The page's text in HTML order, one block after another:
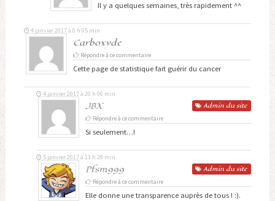
Il y a quelques semaines, très rapidement ^^
Carboxyde
4 janvier 2017 à 0 h 05 min
Répondre à ce commentaire
Cette page de statistique fait guérir du cancer
JBX Admin du site
4 janvier 2017 à 20 h 06 min
Répondre à ce commentaire
Si seulement…!
Pfsm999 Admin du site
5 janvier 2017 à 11 h 29 min
Répondre à ce commentaire
Elle donne une transparence auprès de tous ! :).